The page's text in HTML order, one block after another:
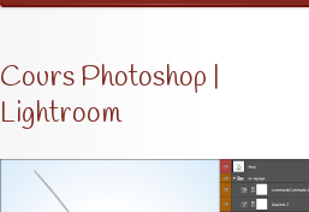
Cours Photoshop |
Lightroom